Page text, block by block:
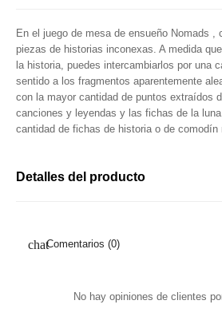
En el juego de mesa de ensueño Nomads ,
piezas de historias inconexas. A medida
la historia, puedes intercambiarlos por una
sentido a los fragmentos aparentemente
con la mayor cantidad de puntos extraídos
canciones y leyendas y las fichas de la
cantidad de fichas de historia o de comodín
Detalles del producto
Comentarios (0)
No hay opiniones de clientes